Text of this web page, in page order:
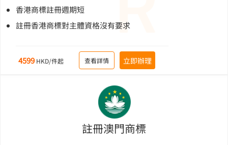
香港商標註冊週期短
註冊香港商標對主體資格沒有要求
4599 HKD/件起 查看詳情 立即辦理
註冊澳門商標